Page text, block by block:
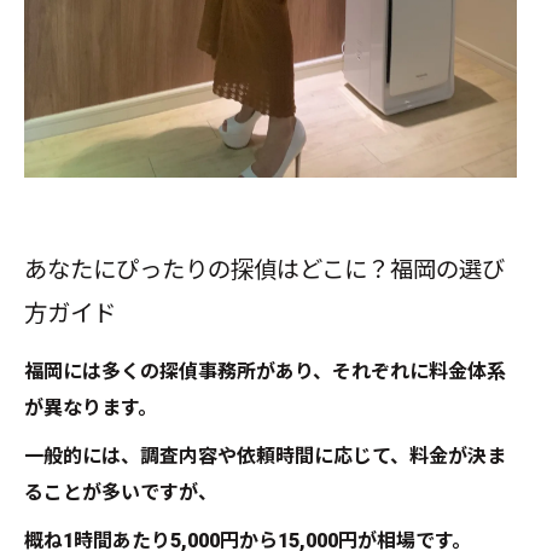
あなたにぴったりの探偵はどこに？福岡の選び
方ガイド
福岡には多くの探偵事務所があり、それぞれに料金体系
が異なります。
一般的には、調査内容や依頼時間に応じて、料金が決ま
ることが多いですが、
概ね1時間あたり5,000円から15,000円が相場です。